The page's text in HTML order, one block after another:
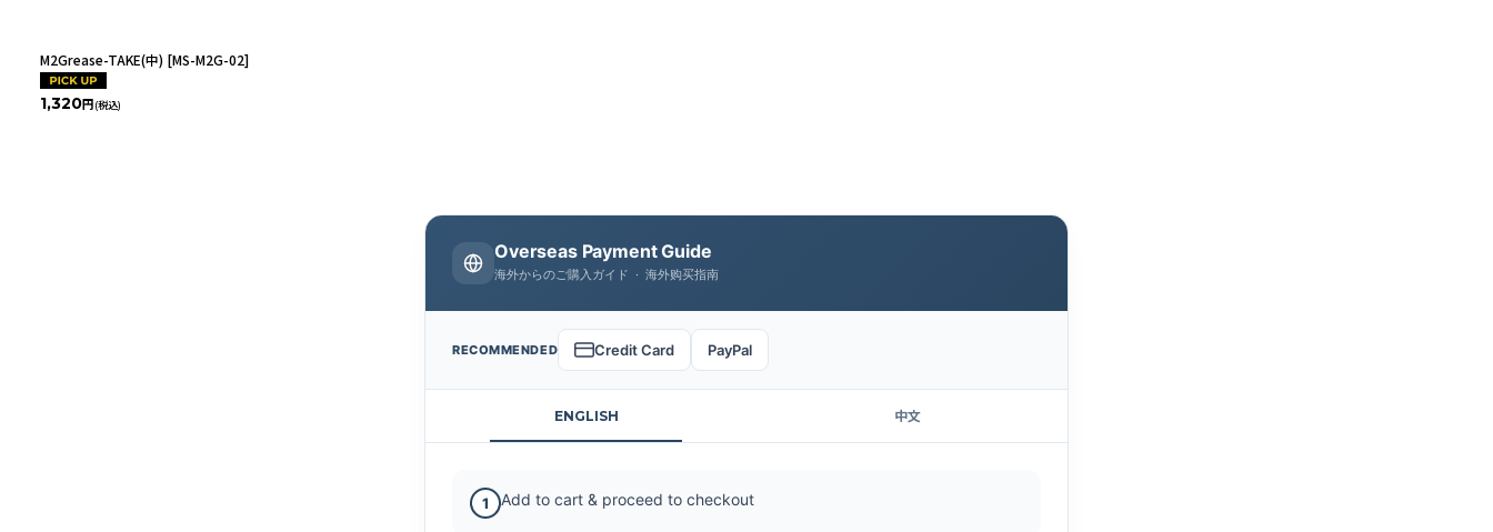
M2Grease-TAKE(中) [MS-M2G-02]
1,320円 (税込)
Overseas Payment Guide
海外からのご購入ガイド · 海外购买指南
RECOMMENDED Credit Card PayPal
ENGLISH 中文
1 Add to cart & proceed to checkout